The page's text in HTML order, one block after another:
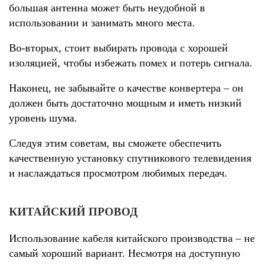
большая антенна может быть неудобной в
использовании и занимать много места.
Во-вторых, стоит выбирать провода с хорошей
изоляцией, чтобы избежать помех и потерь сигнала.
Наконец, не забывайте о качестве конвертера – он
должен быть достаточно мощным и иметь низкий
уровень шума.
Следуя этим советам, вы сможете обеспечить
качественную установку спутникового телевидения
и наслаждаться просмотром любимых передач.
КИТАЙСКИЙ ПРОВОД
Использование кабеля китайского производства – не
самый хороший вариант. Несмотря на доступную